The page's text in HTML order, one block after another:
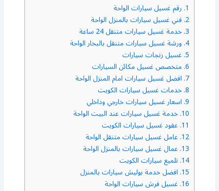
1. رقم غسيل سيارات الواحة
2. فني غسيل سيارات بالمنزل الواحة
3. خدمة غسيل سيارات متنقل 24 ساعة
4. ورشة غسيل سيارات متنقل بالبخار الواحة
5. غسيل زنجات سيارات
6. متخصص غسيل مكائن السيارات
7. افضل غسيل سيارات امام المنزل الواحة
8. خدمات غسيل سيارات الكويت
9. اسعار غسيل سيارات خارجي وداخلي
10. خدمة غسيل سيارات عند البيت الواحة
11. عقود غسيل سيارات الكويت
12. عامل غسيل سيارات متنقل الواحة
13. عمال غسيل سيارات بالمنزل الواحة
14. تلميع سيارات الكويت
15. افضل خدمة بوليش سيارات بالمنزل
16. غسيل فرش سيارات الواحة